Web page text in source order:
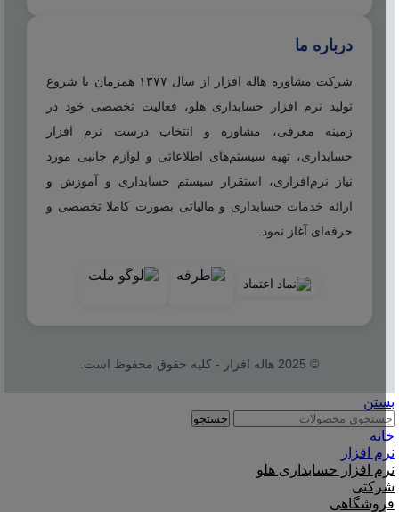
درباره ما
شرکت مشاوره هاله افزار از سال ۱۳۷۷ همزمان با شروع
تولید نرم افزار حسابداری هلو، فعالیت تخصصی خود در
زمینه معرفی، مشاوره و انتخاب درست نرم افزار
حسابداری، تهیه سیستم‌های اطلاعاتی و لوازم جانبی مورد
نیاز نرم‌افزاری، استقرار سیستم حسابداری و آموزش و
ارائه خدمات حسابداری و مالیاتی بصورت کاملا تخصصی و
حرفه‌ای آغاز نمود.
© 2025 هاله افزار - کلیه حقوق محفوظ است.
بستن
جستجو
خانه
نرم افزار
نرم افزار حسابداری هلو
شرکتی
فروشگاهی